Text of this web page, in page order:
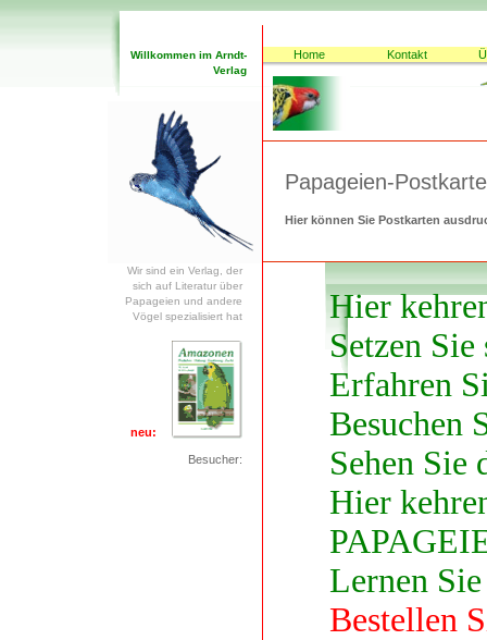
Willkommen im Arndt-
Verlag
Wir sind ein Verlag, der
sich auf Literatur über
Papageien und andere
Vögel spezialisiert hat
neu:
Besucher:
Home Kontakt
Papageien-
Hier können Sie Postkarten